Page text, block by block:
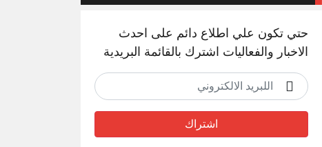
حتي تكون علي اطلاع دائم على احدث
الاخبار والفعاليات اشترك بالقائمة البريدية
اشتراك